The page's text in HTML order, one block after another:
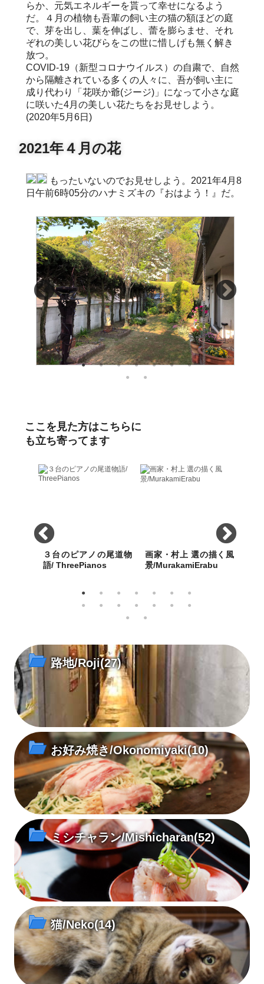
らか、元気エネルギーを貰って幸せになるよう
だ。４月の植物も吾輩の飼い主の猫の額ほどの庭
で、芽を出し、葉を伸ばし、蕾を膨らませ、それ
ぞれの美しい花びらをこの世に惜しげも無く解き
放つ。
COVID-19（新型コロナウイルス）の自粛で、自然
から隔離されている多くの人々に、吾が飼い主に
成り代わり「花咲か爺(ジージ)」になって小さな庭
に咲いた4月の美しい花たちをお見せしよう。
(2020年5月6日)
2021年４月の花
もったいないのでお見せしよう。2021年4月8
日午前6時05分のハナミズキの『おはよう！』だ。
ここを見た方はこちらに
も立ち寄ってます
３台のピアノの尾道物
語/ ThreePianos
た！
画家・村上 選の描く風
景/MurakamiErabu
特徴ある白の色使いと温も
景を描き続ける。
路地/Roji(27)
お好み焼き/Okonomiyaki(10)
ミシチャラン/Mishicharan(52)
猫/Neko(14)